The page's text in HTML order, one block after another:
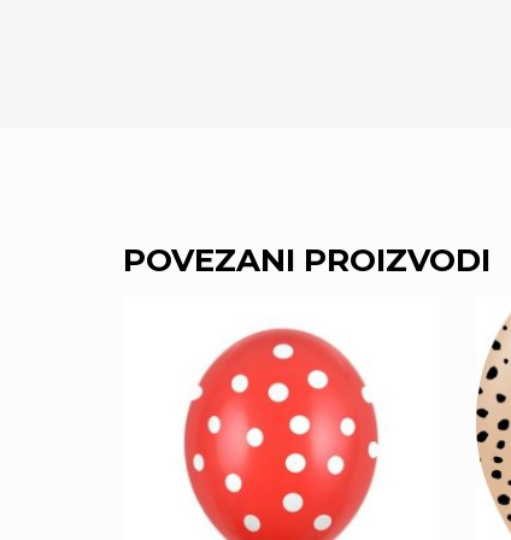
POVEZANI PROIZVODI